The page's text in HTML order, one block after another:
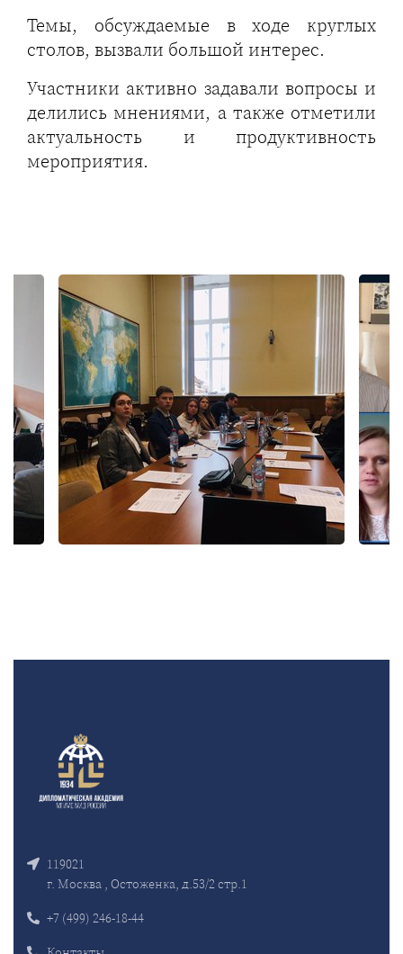
Темы, обсуждаемые в ходе круглых
столов, вызвали большой интерес.
Участники активно задавали вопросы и
делились мнениями, а также отметили
актуальность и продуктивность
мероприятия.
119021
г. Москва , Остоженка, д.53/2 стр.1
+7 (499) 246-18-44